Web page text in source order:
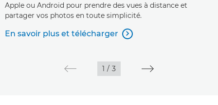
Apple ou Android pour prendre des vues à distance et
partager vos photos en toute simplicité.
En savoir plus et télécharger 
1 / 3